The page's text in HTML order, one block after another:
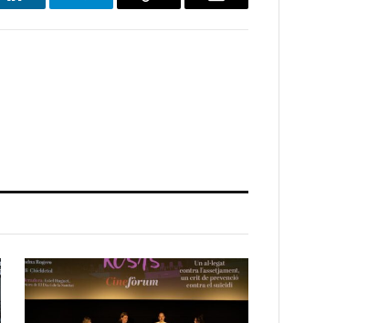
LinkedIn Telegram Copy
Email